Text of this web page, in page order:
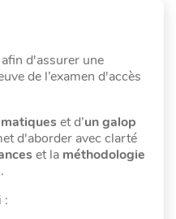
d'assurer une
de l’examen d'accès
et d’un galop
d'aborder avec clarté
et la méthodologie
: